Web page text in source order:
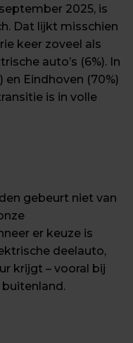
2025, is
Dat lijkt misschien
keer zoveel als
auto’s (6%). In
Eindhoven (70%)
is in volle
gebeurt niet van
er keuze is
deelauto,
krijgt – vooral bij